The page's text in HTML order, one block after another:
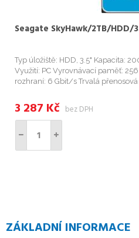
Seagate SkyHawk/2TB/HDD/
Typ úložiště: HDD, 3.5" Kapacita:
Využití: PC Vyrovnávací paměť:
rozhraní: 6 Gbit/s Trvalá
3 287 Kč bez DPH
ZÁKLADNÍ INFORMACE